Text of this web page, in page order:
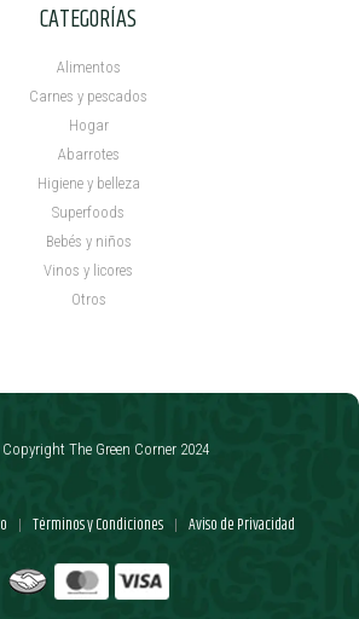
CATEGORÍAS
Alimentos
Carnes y pescados
Hogar
Abarrotes
Higiene y belleza
Superfoods
Bebés y niños
Vinos y licores
Otros
| Términos y Condiciones | Aviso de Privacidad
The Green Corner 2024